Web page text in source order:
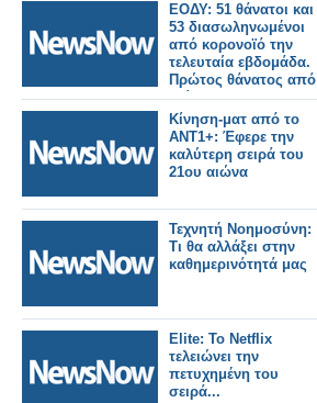
ΕΟΔΥ: 51 θάνατοι και
53 διασωληνωμένοι
από κορονοϊό την
τελευταία εβδομάδα.
Πρώτος θάνατος από
γρίπη
Κίνηση-ματ από το
ΑΝΤ1+: Έφερε την
καλύτερη σειρά του
21ου αιώνα
Τεχνητή Νοημοσύνη:
Τι θα αλλάξει στην
καθημερινότητά μας
Elite: Το Netflix
τελειώνει την
πετυχημένη του
σειρά...